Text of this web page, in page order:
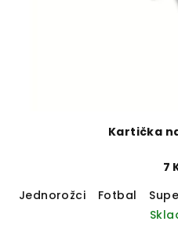
Kartička
7
Jednorožci
Fotbal